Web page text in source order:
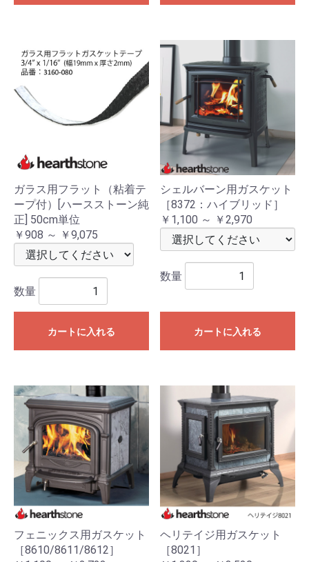
ガラス用フラット（粘着テ
ープ付）[ハースストーン純
正] 50cm単位
￥908 ～ ￥9,075
数量
カートに入れる
シェルバーン用ガスケット
［8372：ハイブリッド］
￥1,100 ～ ￥2,970
数量
カートに入れる
フェニックス用ガスケット
［8610/8611/8612］
ヘリテイジ用ガスケット
［8021］